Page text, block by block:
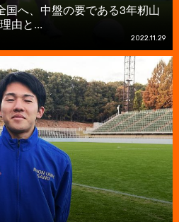
国へ、中盤の要である3年籾山
由と...
2022.11.29